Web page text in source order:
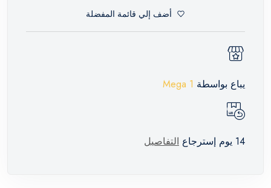
أضف إلي قائمة المفضلة
يباع بواسطة Mega 1
14 يوم إسترجاع التفاصيل